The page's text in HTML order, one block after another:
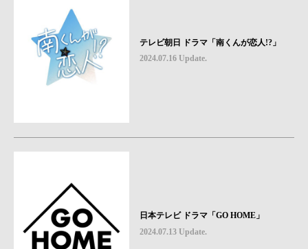
テレビ朝日 ドラマ「南くんが恋人!?」
2024.07.16 Update.
日本テレビ ドラマ「GO HOME」
2024.07.13 Update.